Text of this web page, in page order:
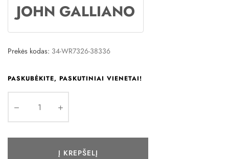
JOHN GALLIANO
Prekės kodas: 34-WR7326-38336
PASKUBĖKITE, PASKUTINIAI VIENETAI!
Į KREPŠELĮ